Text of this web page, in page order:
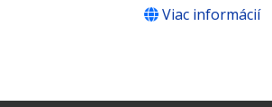
Viac informácií